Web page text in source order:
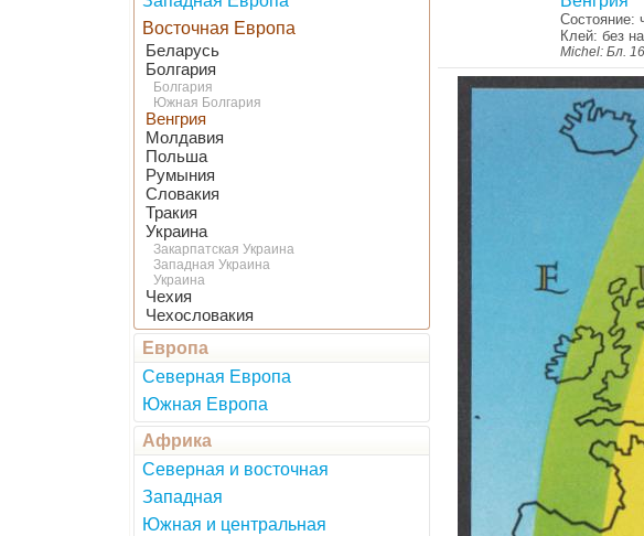
Восточная Европа
Беларусь
Болгария
Болгария
Южная Болгария
Венгрия
Молдавия
Польша
Румыния
Словакия
Тракия
Украина
Закарпатская Украина
Западная Украина
Украина
Чехия
Чехословакия
Европа
Северная Европа
Южная Европа
Африка
Северная и восточная
Западная
Южная и центральная
Состояние:
Клей: без
Michel: Бл.